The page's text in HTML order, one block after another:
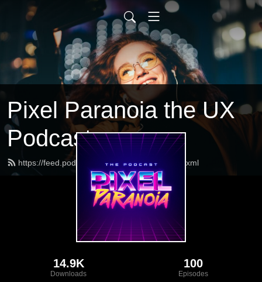
Pixel Paranoia the UX
Podcast
https://feed.podbean.com/pixelparanoia/feed.xml
14.9K
Downloads
100
Episodes